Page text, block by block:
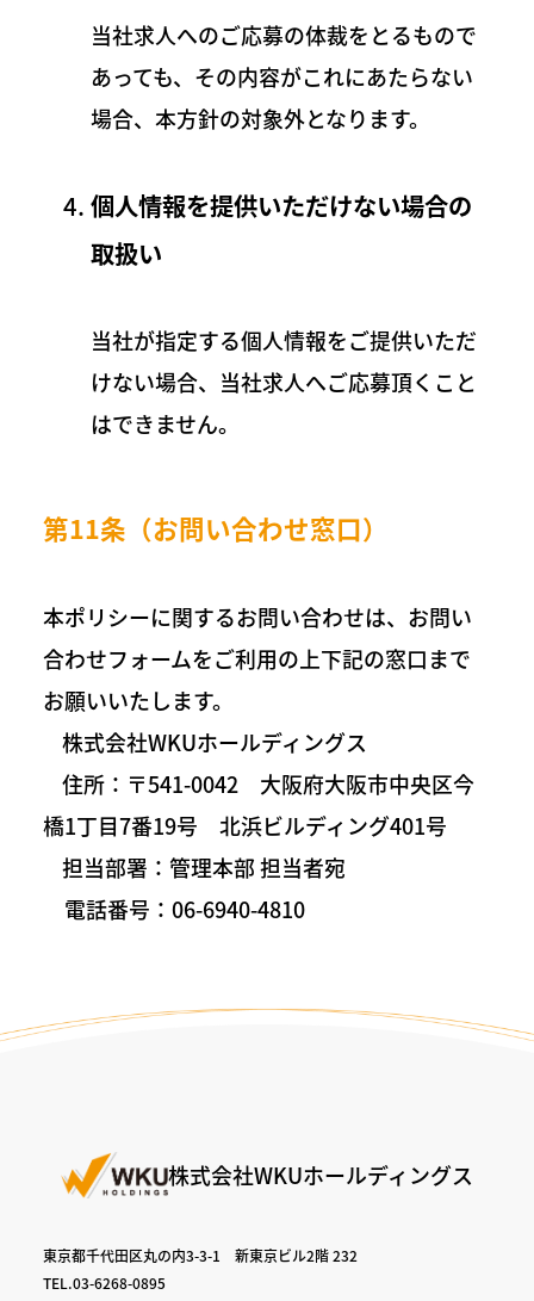
当社求人へのご応募の体裁をとるもので
あっても、その内容がこれにあたらない
場合、本方針の対象外となります。
個人情報を提供いただけない場合の
取扱い
当社が指定する個人情報をご提供いただ
けない場合、当社求人へご応募頂くこと
はできません。
第11条（お問い合わせ窓口）
本ポリシーに関するお問い合わせは、お問い
合わせフォームをご利用の上下記の窓口まで
お願いいたします。
株式会社WKUホールディングス
住所：〒541-0042 大阪府大阪市中央区今
橋1丁目7番19号 北浜ビルディング401号
担当部署：管理本部 担当者宛
電話番号：06-6940-4810
株式会社WKUホールディングス
東京都千代田区丸の内3-3-1 新東京ビル2階 232
TEL.03-6268-0895